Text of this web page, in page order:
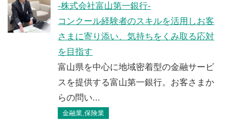
-株式会社富山第一銀行-
コンクール経験者のスキルを活用しお客
さまに寄り添い、気持ちをくみ取る応対
を目指す
富山県を中心に地域密着型の金融サービ
スを提供する富山第一銀行。お客さまか
らの問い...
金融業,保険業